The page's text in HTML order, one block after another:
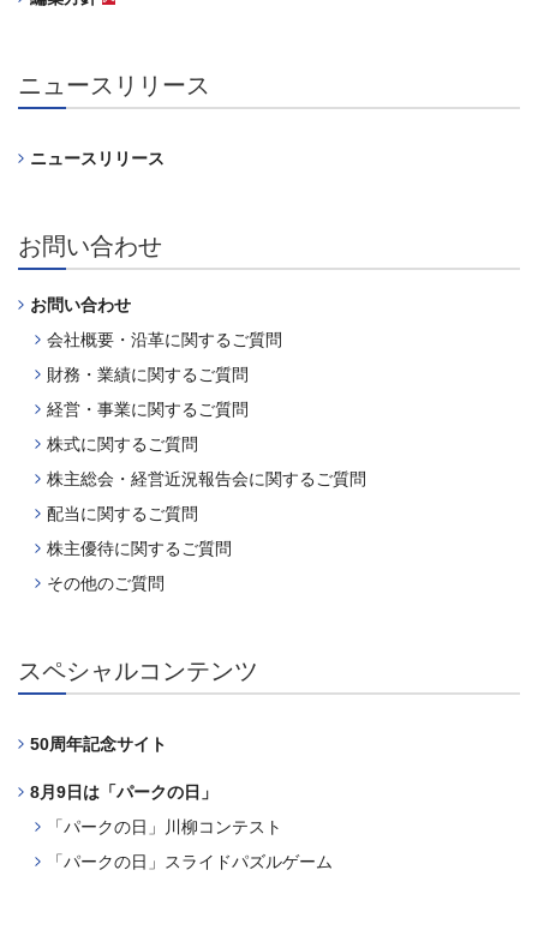
ニュースリリース
ニュースリリース
お問い合わせ
お問い合わせ
会社概要・沿革に関するご質問
財務・業績に関するご質問
経営・事業に関するご質問
株式に関するご質問
株主総会・経営近況報告会に関するご質問
配当に関するご質問
株主優待に関するご質問
その他のご質問
スペシャルコンテンツ
50周年記念サイト
8月9日は「パークの日」
「パークの日」川柳コンテスト
「パークの日」スライドパズルゲーム